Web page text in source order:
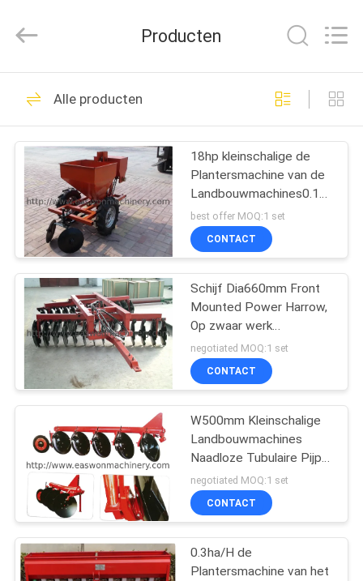
HUIS
PRODUCTEN
ONGEVEER
ONS
FABRIEKSREIS
KWALITEITSCONTROLE
CONTACTEER
ONS
NIEUWS
VERZOEK
OM EEN
CITAAT
Export
All
Reserved.
De Machine van de
houtbewerkingsLintzaag
48
De Machine van
29
Houtbewerkingsrand
het Verbinden
Machine
Producten
Alle producten
18hp kleinschalige de
Plantersmachine van de
Landbouwmachines0.1hm2/h
Aardappel
best offer MOQ:1 set
CONTACT
Schijf Dia660mm Front
Mounted Power Harrow,
Op zwaar werk
berekende de Schijfeg
van 70hp
negotiated MOQ:1 set
CONTACT
W500mm Kleinschalige
Landbouwmachines
Naadloze Tubulaire Pijp
Twee Voorploeg
negotiated MOQ:1 set
CONTACT
0.3ha/H de
Plantersmachine van het